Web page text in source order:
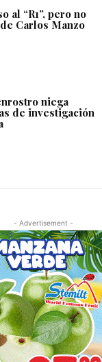
al “R1”, pero no
Carlos Manzo
niega
de investigación
- Advertisement -